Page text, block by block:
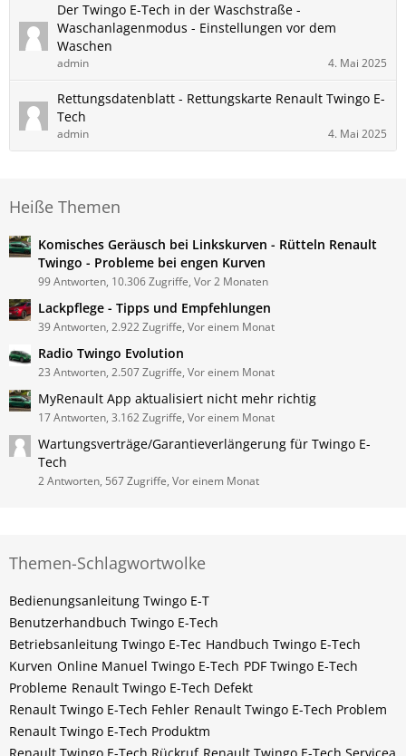
Der Twingo E-Tech in der Waschstraße -
Waschanlagenmodus - Einstellungen vor dem
Waschen
admin 4. Mai 2025
Rettungsdatenblatt - Rettungskarte Renault Twingo E-
Tech
admin 4. Mai 2025
Heiße Themen
Komisches Geräusch bei Linkskurven - Rütteln Renault
Twingo - Probleme bei engen Kurven
99 Antworten, 10.306 Zugriffe, Vor 2 Monaten
Lackpflege - Tipps und Empfehlungen
39 Antworten, 2.922 Zugriffe, Vor einem Monat
Radio Twingo Evolution
23 Antworten, 2.507 Zugriffe, Vor einem Monat
MyRenault App aktualisiert nicht mehr richtig
17 Antworten, 3.162 Zugriffe, Vor einem Monat
Wartungsverträge/Garantieverlängerung für Twingo E-
Tech
2 Antworten, 567 Zugriffe, Vor einem Monat
Themen-Schlagwortwolke
Bedienungsanleitung Twingo E-T
Benutzerhandbuch Twingo E-Tech
Betriebsanleitung Twingo E-Tec Handbuch Twingo E-Tech
Kurven Online Manuel Twingo E-Tech PDF Twingo E-Tech
Probleme Renault Twingo E-Tech Defekt
Renault Twingo E-Tech Fehler Renault Twingo E-Tech Problem
Renault Twingo E-Tech Produktm